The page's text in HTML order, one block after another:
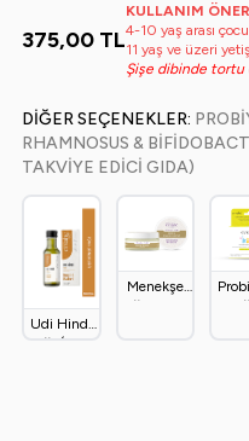
375,00 TL
KULLANIM
4-10 yaş arası
11 yaş ve üzeri
Şişe dibinde tortu
DIĞER SEÇENEKLER:
RHAMNOSUS &
TAKVIYE EDICI GIDA)
Udi Hindi
Yağı (100
Menekşe
Yağlı Bebek